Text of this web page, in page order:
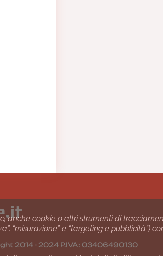
2014 - 2024 P.IVA: 03406490130
anche cookie o altri strumenti di
“misurazione” e “targeting e pubblicità”)